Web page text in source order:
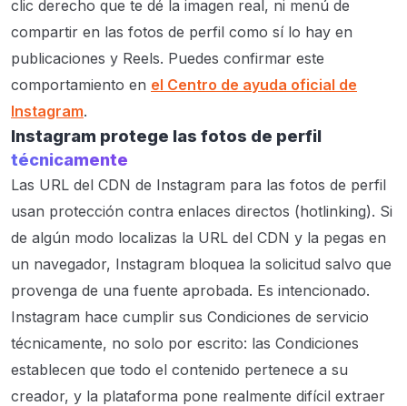
clic derecho que te dé la imagen real, ni menú de
compartir en las fotos de perfil como sí lo hay en
publicaciones y Reels. Puedes confirmar este
comportamiento en el Centro de ayuda oficial de
Instagram.
Instagram protege las fotos de perfil
técnicamente
Las URL del CDN de Instagram para las fotos de perfil
usan protección contra enlaces directos (hotlinking). Si
de algún modo localizas la URL del CDN y la pegas en
un navegador, Instagram bloquea la solicitud salvo que
provenga de una fuente aprobada. Es intencionado.
Instagram hace cumplir sus Condiciones de servicio
técnicamente, no solo por escrito: las Condiciones
establecen que todo el contenido pertenece a su
creador, y la plataforma pone realmente difícil extraer